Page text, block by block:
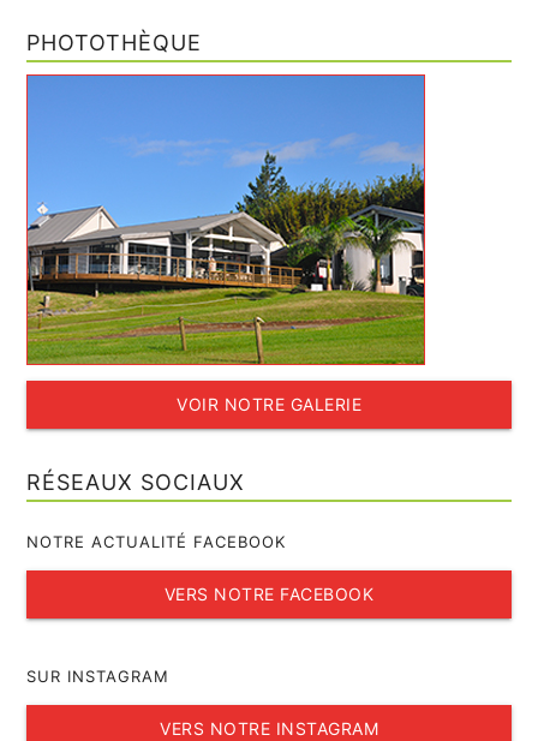
PHOTOTHÈQUE
VOIR NOTRE GALERIE
RÉSEAUX SOCIAUX
NOTRE ACTUALITÉ FACEBOOK
VERS NOTRE FACEBOOK
SUR INSTAGRAM
VERS NOTRE INSTAGRAM